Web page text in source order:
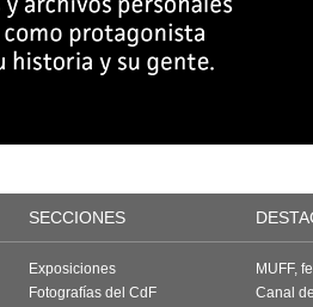
SECCIONES
Exposiciones
Fotografías del CdF
MUFF,
Canal